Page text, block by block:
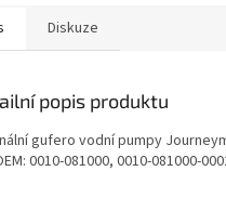
Diskuze
popis produktu
gufero vodní pumpy
0010-081000, 0010-081000-